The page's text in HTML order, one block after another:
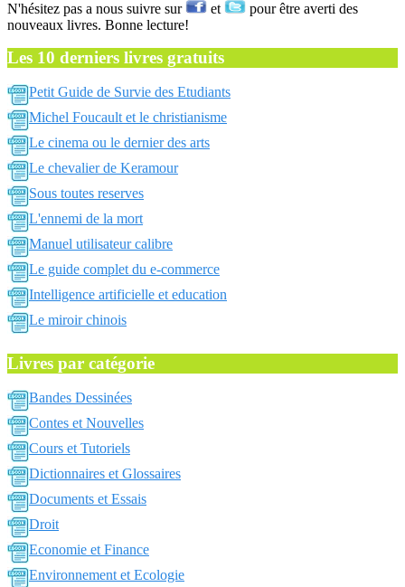
N'hésitez pas a nous suivre sur et
pour être averti des
nouveaux livres. Bonne lecture!
Les 10 derniers livres gratuits
Petit Guide de Survie des Etudiants
Michel Foucault et le christianisme
Le cinema ou le dernier des arts
Le chevalier de Keramour
Sous toutes reserves
L'ennemi de la mort
Manuel utilisateur calibre
Le guide complet du e-commerce
Intelligence artificielle et education
Le miroir chinois
Livres par catégorie
Bandes Dessinées
Contes et Nouvelles
Cours et Tutoriels
Dictionnaires et Glossaires
Documents et Essais
Droit
Economie et Finance
Environnement et Ecologie